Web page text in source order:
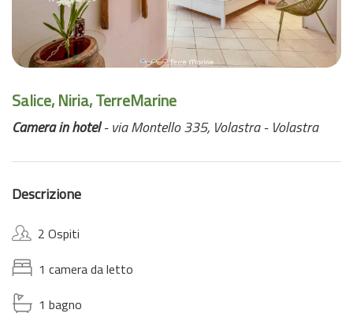
Salice, Niria, TerreMarine
Camera in hotel- via Montello 335, Volastra - Volastra
Descrizione
2 Ospiti
1 camera da letto
1 bagno